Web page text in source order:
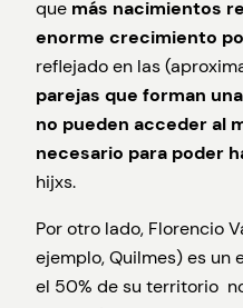
que más nacimientos
enorme crecimiento
reflejado en las
parejas que forman
no pueden acceder al
necesario para poder
hijxs.
Por otro lado, Florencio
ejemplo, Quilmes) es un
el 50% de su territorio